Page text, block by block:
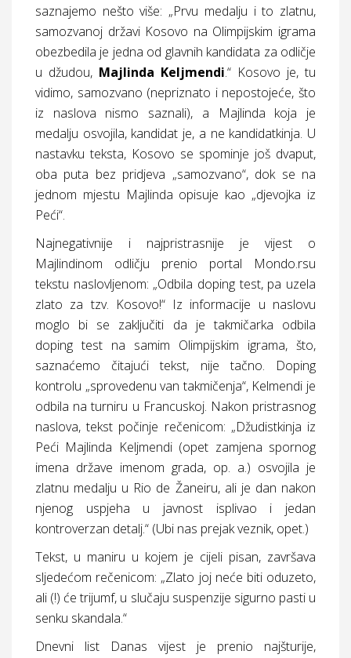
saznajemo nešto više: „Prvu medalju i to zlatnu,
samozvanoj državi Kosovo na Olimpijskim igrama
obezbedila je jedna od glavnih kandidata za odličje
u džudou, Majlinda Keljmendi.“ Kosovo je, tu
vidimo, samozvano (nepriznato i nepostojeće, što
iz naslova nismo saznali), a Majlinda koja je
medalju osvojila, kandidat je, a ne kandidatkinja. U
nastavku teksta, Kosovo se spominje još dvaput,
oba puta bez pridjeva „samozvano“, dok se na
jednom mjestu Majlinda opisuje kao „djevojka iz
Peći“.
Najnegativnije i najpristrasnije je vijest o
Majlindinom odličju prenio portal Mondo.rsu
tekstu naslovljenom: „Odbila doping test, pa uzela
zlato za tzv. Kosovo!“ Iz informacije u naslovu
moglo bi se zaključiti da je takmičarka odbila
doping test na samim Olimpijskim igrama, što,
saznaćemo čitajući tekst, nije tačno. Doping
kontrolu „sprovedenu van takmičenja“, Kelmendi je
odbila na turniru u Francuskoj. Nakon pristrasnog
naslova, tekst počinje rečenicom: „Džudistkinja iz
Peći Majlinda Keljmendi (opet zamjena spornog
imena države imenom grada, op. a.) osvojila je
zlatnu medalju u Rio de Žaneiru, ali je dan nakon
njenog uspjeha u javnost isplivao i jedan
kontroverzan detalj.“ (Ubi nas prejak veznik, opet.)
Tekst, u maniru u kojem je cijeli pisan, završava
sljedećom rečenicom: „Zlato joj neće biti oduzeto,
ali (!) će trijumf, u slučaju suspenzije sigurno pasti u
senku skandala.“
Dnevni list Danas vijest je prenio najšturije,